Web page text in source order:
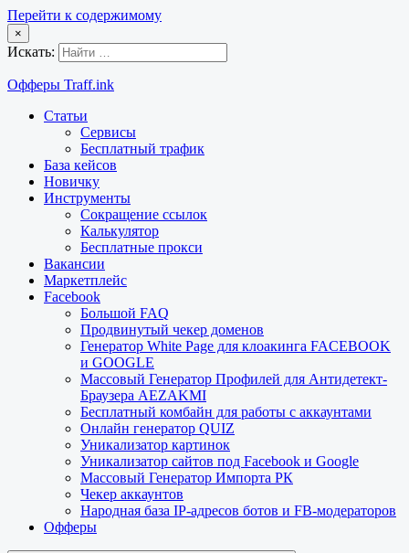
Перейти к содержимому
×
Искать:
Офферы Traff.ink
Статьи
Сервисы
Бесплатный трафик
База кейсов
Новичку
Инструменты
Сокращение ссылок
Калькулятор
Бесплатные прокси
Вакансии
Маркетплейс
Facebook
Большой FAQ
Продвинутый чекер доменов
Генератор White Page для клоакинга FACEBOOK
и GOOGLE
Массовый Генератор Профилей для Антидетект-
Браузера AEZAKMI
Бесплатный комбайн для работы с аккаунтами
Онлайн генератор QUIZ
Уникализатор картинок
Уникализатор сайтов под Facebook и Google
Массовый Генератор Импорта РК
Чекер аккаунтов
Народная база IP-адресов ботов и FB-модераторов
Офферы